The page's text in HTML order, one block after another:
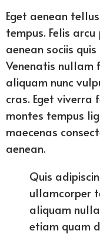
Eget aenean
tempus. Felis arcu
aenean sociis
Venenatis nullam
aliquam nunc
cras. Eget viverra
montes tempus
maecenas
aenean.
Quis
ullamcorper
aliquam
etiam quam